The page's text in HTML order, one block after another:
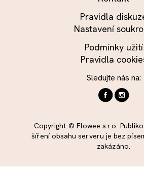
Pravidla
Nastavení
Podmínky užití
Pravidla
Sledujte nás na:
Copyright © Flowee s.r.o.
šíření obsahu serveru je bez
zakázáno.